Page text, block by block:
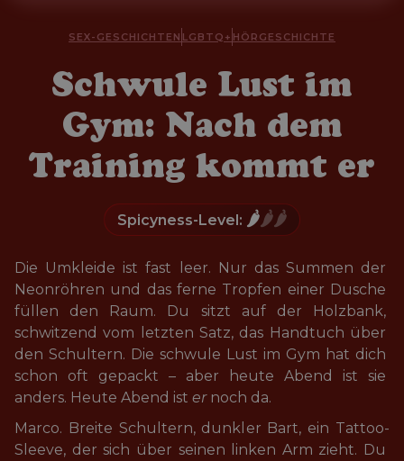
SEX-GESCHICHTEN LGBTQ+ HÖRGESCHICHTE
Schwule Lust im
Gym: Nach dem
Training kommt er
Spicyness-Level: 🌶️🌶️🌶️
Die Umkleide ist fast leer. Nur das Summen der
Neonröhren und das ferne Tropfen einer Dusche
füllen den Raum. Du sitzt auf der Holzbank,
schwitzend vom letzten Satz, das Handtuch über
den Schultern. Die schwule Lust im Gym hat dich
schon oft gepackt – aber heute Abend ist sie
anders. Heute Abend ist er noch da.
Marco. Breite Schultern, dunkler Bart, ein Tattoo-
Sleeve, der sich über seinen linken Arm zieht. Du